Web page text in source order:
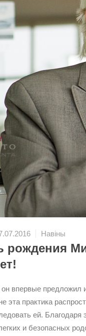
Навіны
рождения
впервые предложил
эта практика
ей.
и безопасных